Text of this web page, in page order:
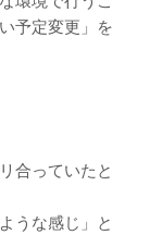
予定変更」を
合っていたと
うな感じ」と